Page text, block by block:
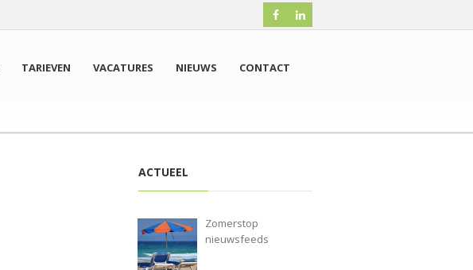
TARIEVEN VACATURES NIEUWS CONTACT
ACTUEEL
Zomerstop
nieuwsfeeds